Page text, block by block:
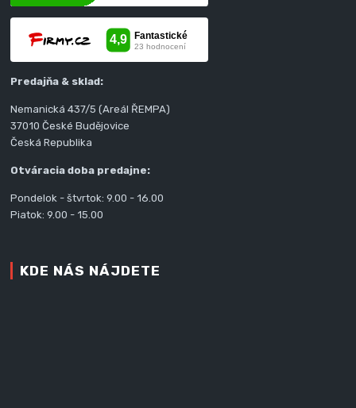
Predajňa & sklad:
Nemanická 437/5 (Areál ŘEMPA)
37010 České Budějovice
Česká Republika
Otváracia doba predajne:
Pondelok - štvrtok: 9.00 - 16.00
Piatok: 9.00 - 15.00
KDE NÁS NÁJDETE